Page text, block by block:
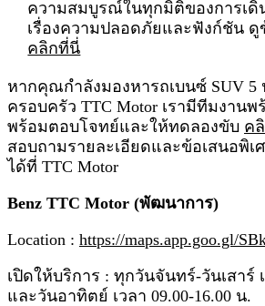
ความสมบูรณ์ในทุกมิติของการเดิ
เรื่องความปลอดภัยและฟังก์ชัน ดู
คลิกที่นี่
หากคุณกำลังมองหารถเบนซ์ SUV 5
ครอบครัว TTC Motor เรามีทีมงาน
พร้อมตอบโจทย์และให้ทดลองขับ ค
สอบถามรายละเอียดและข้อเสนอพิเ
ได้ที่ TTC Motor
Benz TTC Motor (พัฒนาการ)
Location : https://maps.app.goo.gl/
เปิดให้บริการ : ทุกวันจันทร์-วันเสาร์
และวันอาทิตย์ เวลา 09.00-16.00 น.